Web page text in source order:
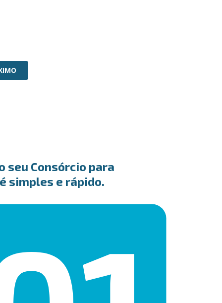
seu Consórcio para
simples e rápido.